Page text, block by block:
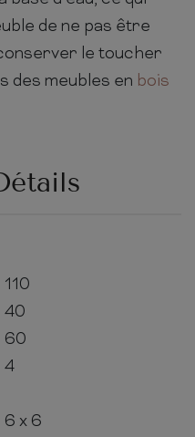
de ne pas être
le toucher
des meubles en bois
110
40
60
4
6 x 6